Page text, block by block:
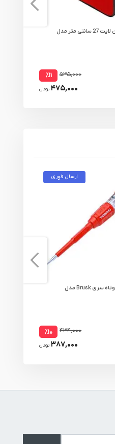
کیف ابزار ماشین لایت 27 سانتی متر مدل
۵۳۵,۰۰۰ ٪۱۱
۴۷۵,۰۰۰ تومان
ارسال فوری
فازمتر توسن کوتاه سری Brusk مدل
۴۳۴,۰۰۰ ٪۱۰
۳۸۷,۰۰۰ تومان